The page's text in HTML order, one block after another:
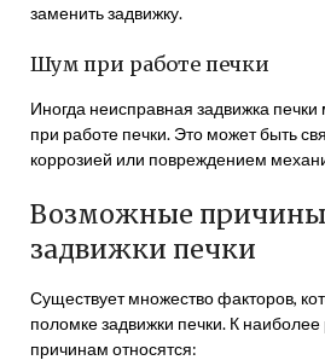
заменить задвижку.
Шум при работе печки
Иногда неисправная задвижка
при работе печки. Это может быть
коррозией или повреждением
Возможные
задвижки печки
Существует множество факторов,
поломке задвижки печки. К
причинам относятся: